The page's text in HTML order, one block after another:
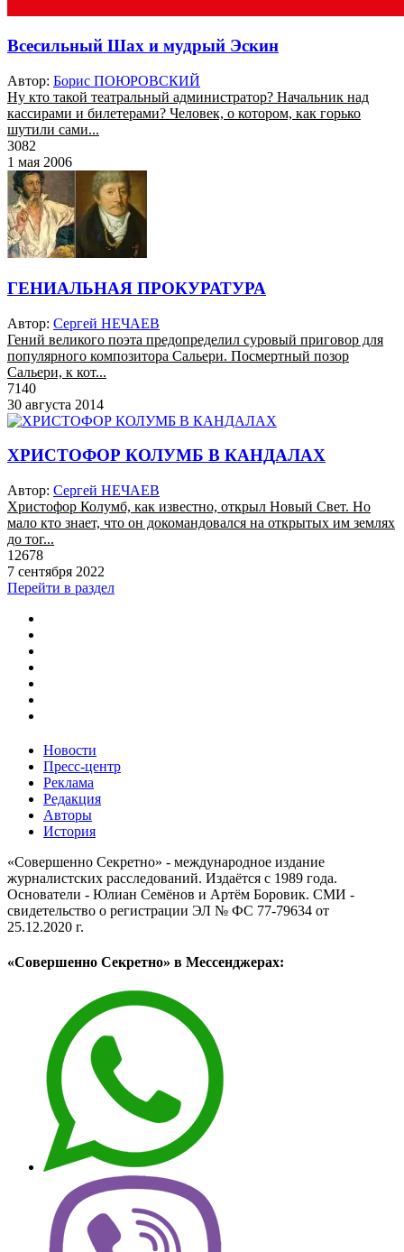
Всесильный Шах и мудрый Эскин
Автор: Борис ПОЮРОВСКИЙ
Ну кто такой театральный администратор? Начальник над
кассирами и билетерами? Человек, о котором, как горько
шутили сами...
3082
1 мая 2006
ГЕНИАЛЬНАЯ ПРОКУРАТУРА
Автор: Сергей НЕЧАЕВ
Гений великого поэта предопределил суровый приговор для
популярного композитора Сальери. Посмертный позор
Сальери, к кот...
7140
30 августа 2014
ХРИСТОФОР КОЛУМБ В КАНДАЛАХ
Автор: Сергей НЕЧАЕВ
Христофор Колумб, как известно, открыл Новый Свет. Но
мало кто знает, что он докомандовался на открытых им землях
до тог...
12678
7 сентября 2022
Перейти в раздел
Новости
Пресс-центр
Реклама
Редакция
Авторы
История
«Совершенно Секретно» - международное издание
журналистских расследований. Издаётся с 1989 года.
Основатели - Юлиан Семёнов и Артём Боровик. CМИ -
свидетельство о регистрации ЭЛ № ФС 77-79634 от
25.12.2020 г.
«Совершенно Секретно» в Мессенджерах: